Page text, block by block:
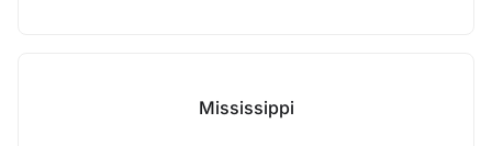
Mississippi